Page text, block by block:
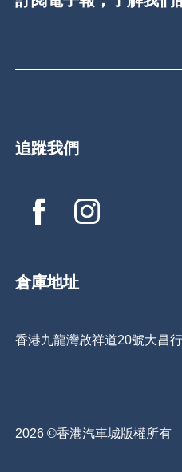
追蹤我們
倉庫地址
香港九龍灣啟祥道20號大昌
2026 ©香港汽車城版權所有